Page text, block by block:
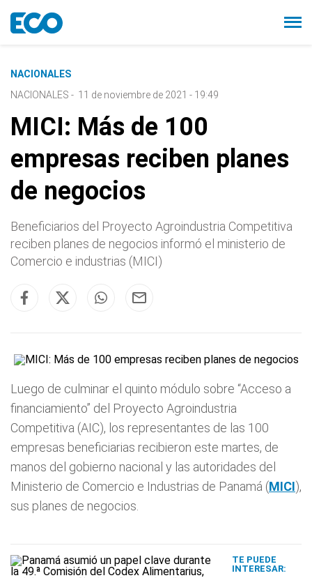
NACIONALES
NACIONALES - 11 de noviembre de 2021 - 19:49
MICI: Más de 100
empresas reciben planes
de negocios
Beneficiarios del Proyecto Agroindustria Competitiva
reciben planes de negocios informó el ministerio de
Comercio e industrias (MICI)
Luego de culminar el quinto módulo sobre “Acceso a
financiamiento” del Proyecto Agroindustria
Competitiva (AIC), los representantes de las 100
empresas beneficiarias recibieron este martes, de
manos del gobierno nacional y las autoridades del
Ministerio de Comercio e Industrias de Panamá (MICI),
sus planes de negocios.
TE PUEDE
INTERESAR: